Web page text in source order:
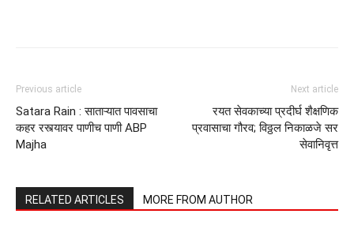
Previous article
Satara Rain : साताऱ्यात पावसाचा
कहर रस्त्यावर पाणीच पाणी ABP
Majha
Next article
रयत सेवकाच्या प्रदीर्घ शैक्षणिक
प्रवासाचा गौरव; विठ्ठल निकाळजे सर
सेवानिवृत्त
RELATED ARTICLES MORE FROM AUTHOR